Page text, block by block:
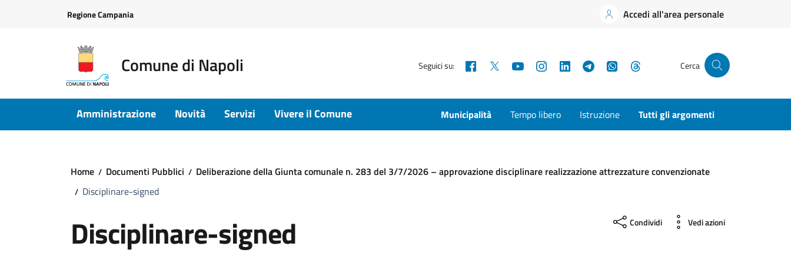
Regione Campania Accedi all'area personale
Comune di Napoli Seguici su: Facebook YouTubeInstagramLinkedInTelegramWhatsApp Cerca
Amministrazione Novità Servizi Vivere il Comune Municipalità Tempo libero Istruzione Tutti gli argomenti
Home Documenti Pubblici
Deliberazione della Giunta comunale n. 283 del 3/7/2026 – approvazione disciplinare realizzazione attrezzature convenzionate
Disciplinare-signed
Disciplinare-signed Condividi Vedi azioni